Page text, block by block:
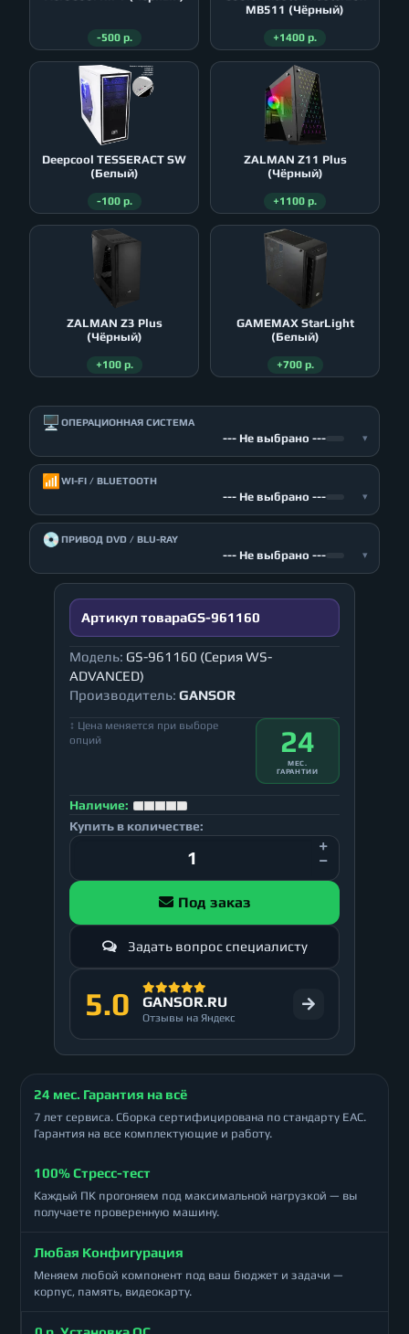
-500 р.
MB511 (Чёрный)
+1400 р.
Deepcool TESSERACT SW
(Белый)
-100 р.
ZALMAN Z11 Plus
(Чёрный)
+1100 р.
ZALMAN Z3 Plus
(Чёрный)
+100 р.
GAMEMAX StarLight
(Белый)
+700 р.
🖥️ ОПЕРАЦИОННАЯ СИСТЕМА
--- Не выбрано --- ▾
📶 WI-FI / BLUETOOTH
--- Не выбрано --- ▾
💿ПРИВОД DVD / BLU-RAY
--- Не выбрано --- ▾
Артикул товараGS-961160
Модель: GS-961160 (Серия WS-
ADVANCED)
Производитель: GANSOR
↕ Цена меняется при выборе
опций
24
МЕС.
ГАРАНТИИ
Наличие:
Купить в количестве:
Под заказ
Задать вопрос специалисту
5.0 GANSOR.RU
Отзывы на Яндекс
24 мес. Гарантия на всё
7 лет сервиса. Сборка сертифицирована по стандарту ЕАС.
Гарантия на все комплектующие и работу.
100% Стресс-тест
Каждый ПК прогоняем под максимальной нагрузкой — вы
получаете проверенную машину.
Любая Конфигурация
Меняем любой компонент под ваш бюджет и задачи —
корпус, память, видеокарту.